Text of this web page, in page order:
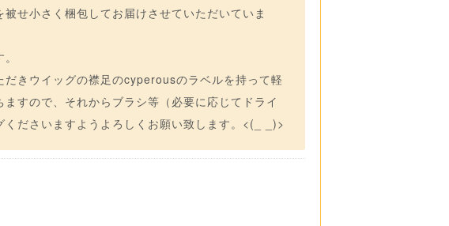
せ小さく梱包してお届けさせていただいていま
きウイッグの襟足のcyperousのラベルを持って軽
すので、それからブラシ等（必要に応じてドライ
ださいますようよろしくお願い致します。<(_ _)>